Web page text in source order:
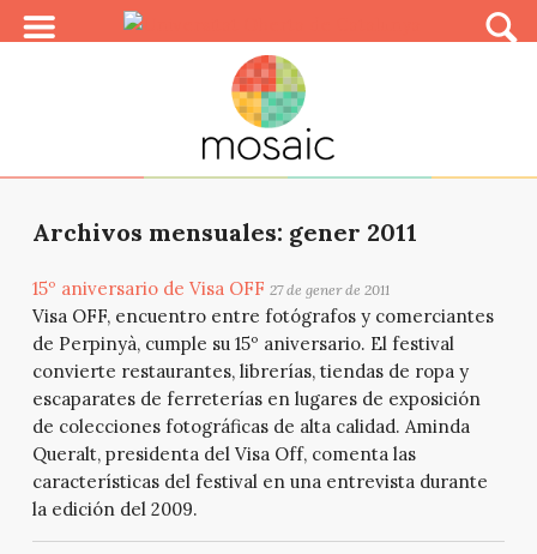
Archivos mensuales: gener 2011
15º aniversario de Visa OFF 27 de gener de 2011
Visa OFF, encuentro entre fotógrafos y comerciantes
de Perpinyà, cumple su 15º aniversario. El festival
convierte restaurantes, librerías, tiendas de ropa y
escaparates de ferreterías en lugares de exposición
de colecciones fotográficas de alta calidad. Aminda
Queralt, presidenta del Visa Off, comenta las
características del festival en una entrevista durante
la edición del 2009.